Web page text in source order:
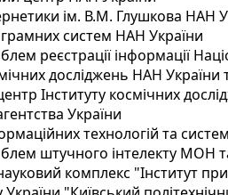
ім. В.М. Глушкова НАН
систем НАН України
реєстрації інформації
досліджень НАН України
Інституту космічних
України
технологій та
штучного інтелекту МОН
комплекс "Інститут